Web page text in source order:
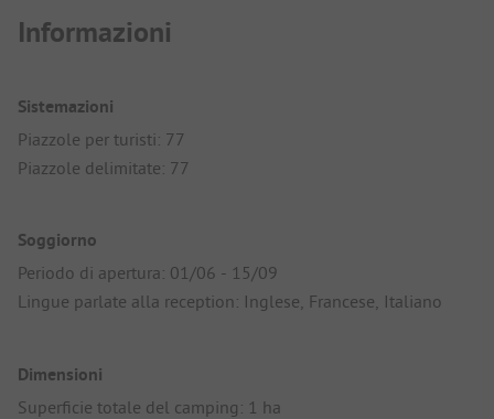
Informazioni
Sistemazioni
Piazzole per turisti: 77
Piazzole delimitate: 77
Soggiorno
Periodo di apertura: 01/06 - 15/09
Lingue parlate alla reception: Inglese, Francese, Italiano
Dimensioni
Superficie totale del camping: 1 ha